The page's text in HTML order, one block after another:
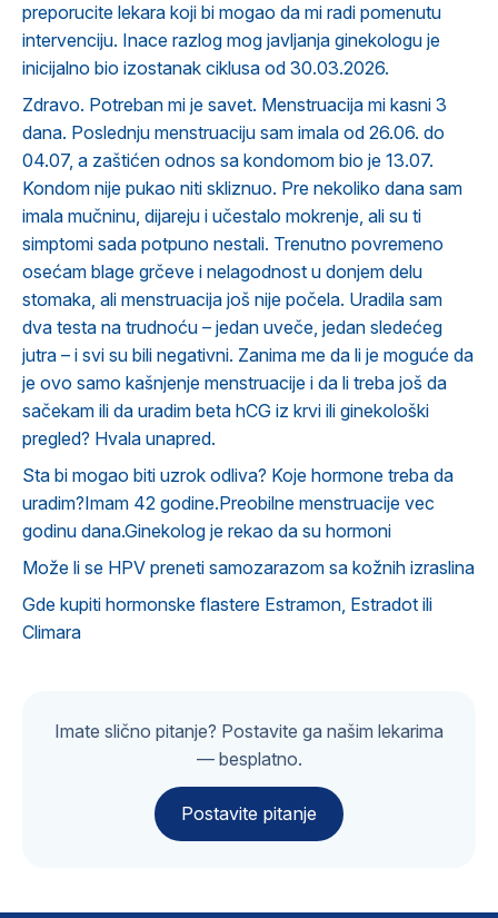
preporucite lekara koji bi mogao da mi radi pomenutu
intervenciju. Inace razlog mog javljanja ginekologu je
inicijalno bio izostanak ciklusa od 30.03.2026.
Zdravo. Potreban mi je savet. Menstruacija mi kasni 3
dana. Poslednju menstruaciju sam imala od 26.06. do
04.07, a zaštićen odnos sa kondomom bio je 13.07.
Kondom nije pukao niti skliznuo. Pre nekoliko dana sam
imala mučninu, dijareju i učestalo mokrenje, ali su ti
simptomi sada potpuno nestali. Trenutno povremeno
osećam blage grčeve i nelagodnost u donjem delu
stomaka, ali menstruacija još nije počela. Uradila sam
dva testa na trudnoću – jedan uveče, jedan sledećeg
jutra – i svi su bili negativni. Zanima me da li je moguće da
je ovo samo kašnjenje menstruacije i da li treba još da
sačekam ili da uradim beta hCG iz krvi ili ginekološki
pregled? Hvala unapred.
Sta bi mogao biti uzrok odliva? Koje hormone treba da
uradim?Imam 42 godine.Preobilne menstruacije vec
godinu dana.Ginekolog je rekao da su hormoni
Može li se HPV preneti samozarazom sa kožnih izraslina
Gde kupiti hormonske flastere Estramon, Estradot ili
Climara
Imate slično pitanje? Postavite ga našim lekarima
— besplatno.
Postavite pitanje